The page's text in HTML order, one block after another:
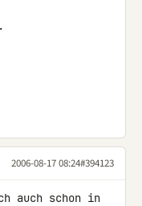
2006-08-17 08:24#394123
auch schon in